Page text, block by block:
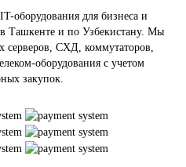
оборудования для бизнеса и
в Ташкенте и по Узбекистану. Мы
серверов, СХД, коммутаторов,
оборудования с учетом
закупок.